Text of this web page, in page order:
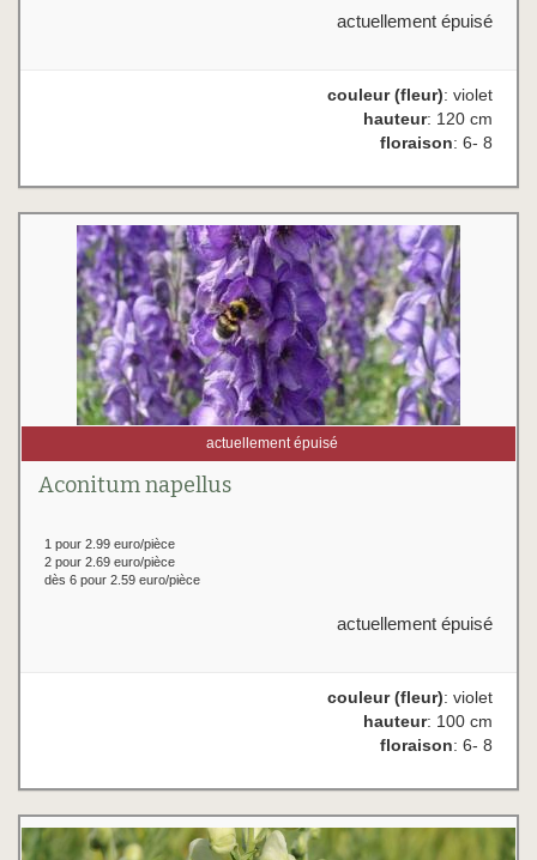
actuellement épuisé
couleur (fleur): violet
hauteur: 120 cm
floraison: 6- 8
actuellement épuisé
Aconitum napellus
1 pour 2.99 euro/pièce
2 pour 2.69 euro/pièce
dès 6 pour 2.59 euro/pièce
actuellement épuisé
couleur (fleur): violet
hauteur: 100 cm
floraison: 6- 8